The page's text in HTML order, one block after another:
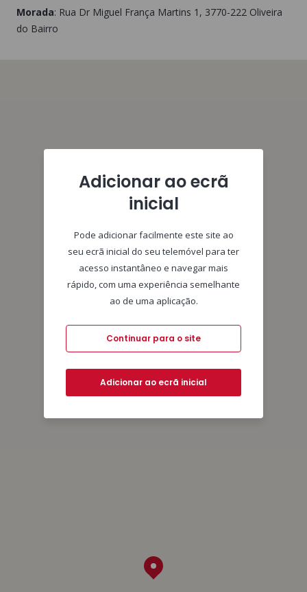
Morada: Rua Dr Miguel França Martins 1 , 3770-222 Oliveira
do Bairro
Adicionar ao ecrã
inicial
Pode adicionar facilmente este site ao
seu ecrã inicial do seu telemóvel para ter
acesso instantâneo e navegar mais
rápido, com uma experiência semelhante
ao de uma aplicação.
Continuar para o site
Adicionar ao ecrã inicial